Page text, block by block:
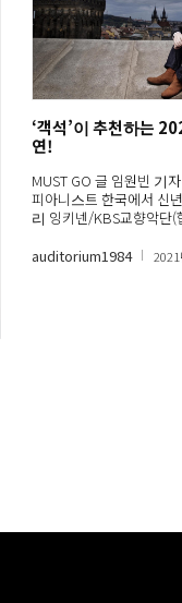
‘객석’이 추천하는
연!
MUST GO 글 임원빈 기
피아니스트 한국에서 신
리 잉키넨/KBS교향악단
auditorium1984
2021